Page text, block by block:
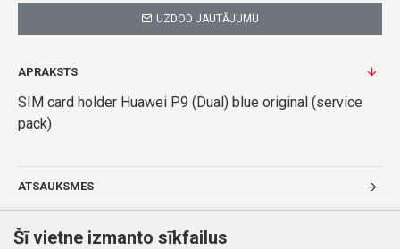
UZDOD JAUTĀJUMU
APRAKSTS
SIM card holder Huawei P9 (Dual) blue original (service
pack)
ATSAUKSMES
TAGI:
SIM card holder Huawei P9 (Dual) blue original (service pack)
Šī vietne izmanto sīkfailus